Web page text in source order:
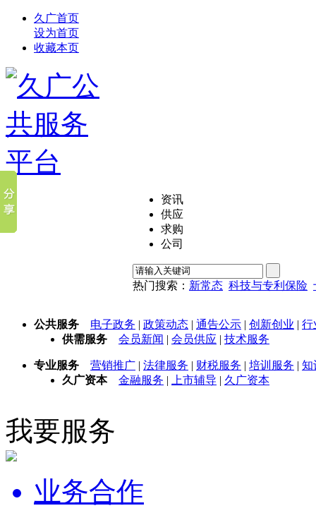
久广首页
设为首页
收藏本页
资讯
供应
求购
公司
热门搜索： 新常态 科技与专利保险
公共服务 电子政务 | 政策动态 | 通告公示 | 创新创业 | 行
供需服务
会员新闻 | 会员供应 | 技术服务
专业服务 营销推广 | 法律服务 | 财税服务 | 培训服务 | 知
久广资本
金融服务 | 上市辅导 | 久广资本
我要服务
业务合作